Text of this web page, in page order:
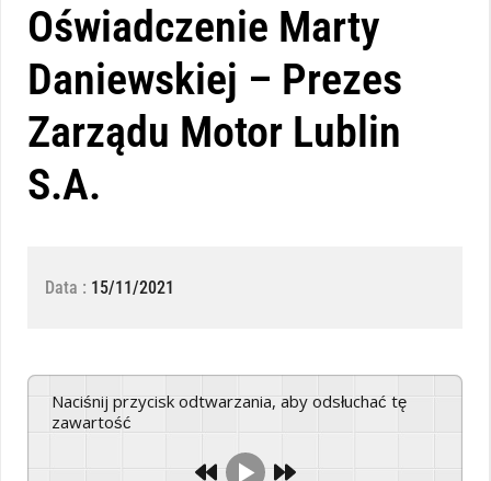
Oświadczenie Marty
Daniewskiej – Prezes
Zarządu Motor Lublin
S.A.
Data : 15/11/2021
Naciśnij przycisk odtwarzania, aby odsłuchać tę
zawartość